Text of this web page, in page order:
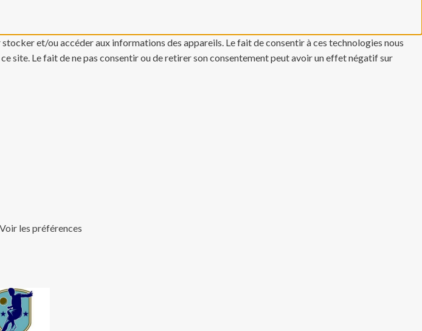
et/ou accéder aux informations des appareils. Le fait de consentir à ces technologies nous
site. Le fait de ne pas consentir ou de retirer son consentement peut avoir un effet négatif sur
Voir les préférences